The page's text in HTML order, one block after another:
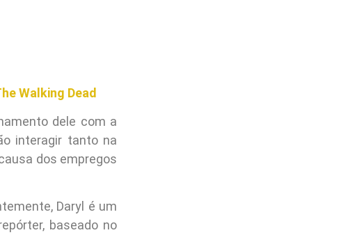
Walking Dead
dele com a
interagir tanto na
dos empregos
Daryl é um
baseado no